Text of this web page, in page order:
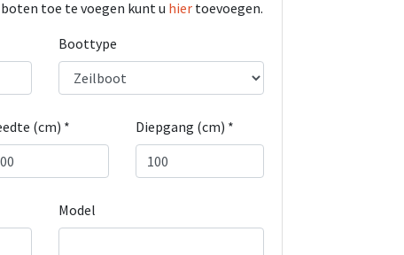
toe te voegen kunt u hier toevoegen.
Boottype
(cm) * Diepgang (cm) *
Model